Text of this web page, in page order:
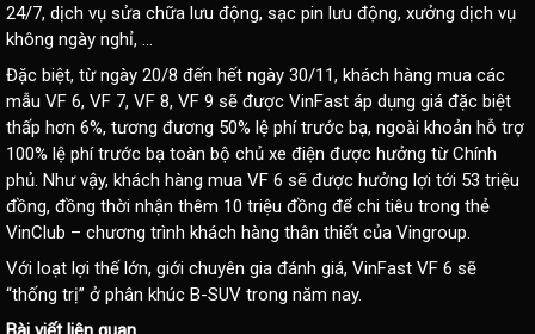
24/7, dịch vụ sửa chữa lưu động, sạc pin lưu động, xưởng dịch vụ
không ngày nghỉ, …
Đặc biệt, từ ngày 20/8 đến hết ngày 30/11, khách hàng mua các
mẫu VF 6, VF 7, VF 8, VF 9 sẽ được VinFast áp dụng giá đặc biệt
thấp hơn 6%, tương đương 50% lệ phí trước bạ, ngoài khoản hỗ trợ
100% lệ phí trước bạ toàn bộ chủ xe điện được hưởng từ Chính
phủ. Như vậy, khách hàng mua VF 6 sẽ được hưởng lợi tới 53 triệu
đồng, đồng thời nhận thêm 10 triệu đồng để chi tiêu trong thẻ
VinClub – chương trình khách hàng thân thiết của Vingroup.
Với loạt lợi thế lớn, giới chuyên gia đánh giá, VinFast VF 6 sẽ
“thống trị” ở phân khúc B-SUV trong năm nay.